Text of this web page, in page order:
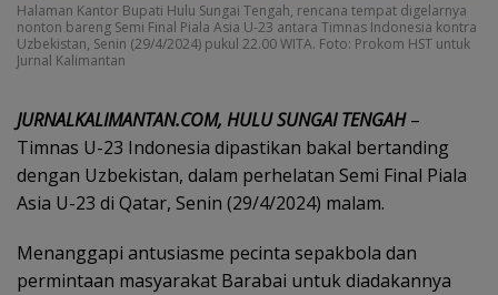
Halaman Kantor Bupati Hulu Sungai Tengah, rencana tempat digelarnya
nonton bareng Semi Final Piala Asia U-23 antara Timnas Indonesia kontra
Uzbekistan, Senin (29/4/2024) pukul 22.00 WITA. Foto: Prokom HST untuk
Jurnal Kalimantan
JURNALKALIMANTAN.COM, HULU SUNGAI TENGAH –
Timnas U-23 Indonesia dipastikan bakal bertanding
dengan Uzbekistan, dalam perhelatan Semi Final Piala
Asia U-23 di Qatar, Senin (29/4/2024) malam.
Menanggapi antusiasme pecinta sepakbola dan
permintaan masyarakat Barabai untuk diadakannya